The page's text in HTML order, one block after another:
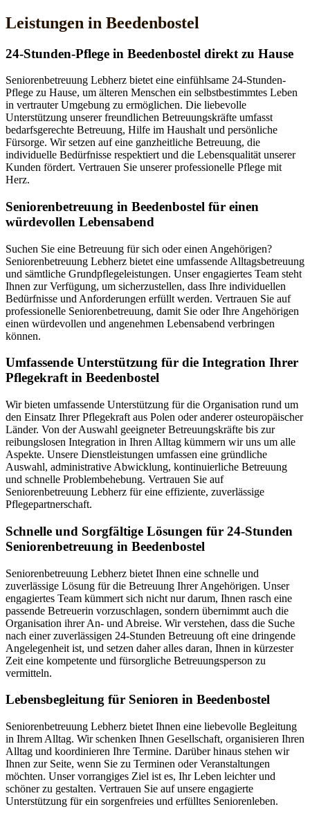
Leistungen in Beedenbostel
24-Stunden-Pflege in Beedenbostel direkt zu Hause
Seniorenbetreuung Lebherz bietet eine einfühlsame 24-Stunden-
Pflege zu Hause, um älteren Menschen ein selbstbestimmtes Leben
in vertrauter Umgebung zu ermöglichen. Die liebevolle
Unterstützung unserer freundlichen Betreuungskräfte umfasst
bedarfsgerechte Betreuung, Hilfe im Haushalt und persönliche
Fürsorge. Wir setzen auf eine ganzheitliche Betreuung, die
individuelle Bedürfnisse respektiert und die Lebensqualität unserer
Kunden fördert. Vertrauen Sie unserer professionelle Pflege mit
Herz.
Senioren­betreuung in Beedenbostel für einen
würdevollen Lebensabend
Suchen Sie eine Betreuung für sich oder einen Angehörigen?
Seniorenbetreuung Lebherz bietet eine umfassende Alltagsbetreuung
und sämtliche Grundpflegeleistungen. Unser engagiertes Team steht
Ihnen zur Verfügung, um sicherzustellen, dass Ihre individuellen
Bedürfnisse und Anforderungen erfüllt werden. Vertrauen Sie auf
professionelle Seniorenbetreuung, damit Sie oder Ihre Angehörigen
einen würdevollen und angenehmen Lebensabend verbringen
können.
Umfassende Unterstützung für die Integration Ihrer
Pflegekraft in Beedenbostel
Wir bieten umfassende Unterstützung für die Organisation rund um
den Einsatz Ihrer Pflegekraft aus Polen oder anderer osteuropäischer
Länder. Von der Auswahl geeigneter Betreuungskräfte bis zur
reibungslosen Integration in Ihren Alltag kümmern wir uns um alle
Aspekte. Unsere Dienstleistungen umfassen eine gründliche
Auswahl, administrative Abwicklung, kontinuierliche Betreuung
und schnelle Problembehebung. Vertrauen Sie auf
Seniorenbetreuung Lebherz für eine effiziente, zuverlässige
Pflegepartnerschaft.
Schnelle und Sorgfältige Lösungen für 24-Stunden
Seniorenbetreuung in Beedenbostel
Seniorenbetreuung Lebherz bietet Ihnen eine schnelle und
zuverlässige Lösung für die Betreuung Ihrer Angehörigen. Unser
engagiertes Team kümmert sich nicht nur darum, Ihnen rasch eine
passende Betreuerin vorzuschlagen, sondern übernimmt auch die
Organisation ihrer An- und Abreise. Wir verstehen, dass die Suche
nach einer zuverlässigen 24-Stunden Betreuung oft eine dringende
Angelegenheit ist, und setzen daher alles daran, Ihnen in kürzester
Zeit eine kompetente und fürsorgliche Betreuungsperson zu
vermitteln.
Lebensbegleitung für Senioren in Beedenbostel
Seniorenbetreuung Lebherz bietet Ihnen eine liebevolle Begleitung
in Ihrem Alltag. Wir schenken Ihnen Gesellschaft, organisieren Ihren
Alltag und koordinieren Ihre Termine. Darüber hinaus stehen wir
Ihnen zur Seite, wenn Sie zu Terminen oder Veranstaltungen
möchten. Unser vorrangiges Ziel ist es, Ihr Leben leichter und
schöner zu gestalten. Vertrauen Sie auf unsere engagierte
Unterstützung für ein sorgenfreies und erfülltes Seniorenleben.